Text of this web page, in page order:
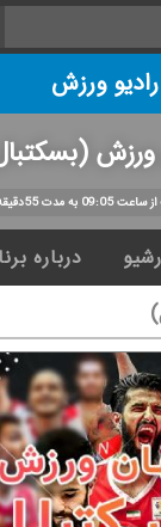
ورزش
به مدت 55دقیقه
درباره